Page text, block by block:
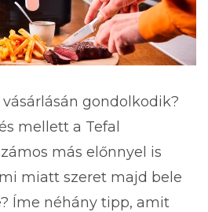
gondolkodik?
mellett a Tefal
más előnnyel is
miatt szeret majd bele
Íme néhány tipp, amit